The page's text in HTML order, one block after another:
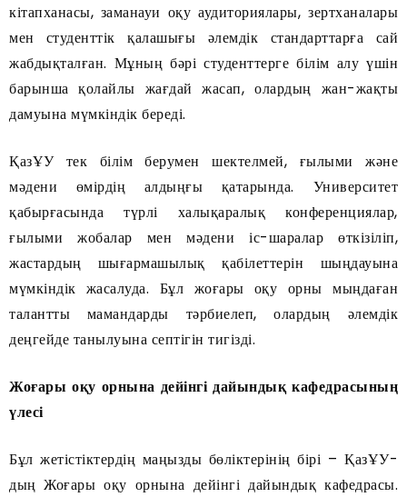
кітапханасы, заманауи оқу аудиториялары, зертханалары
мен студенттік қалашығы әлемдік стандарттарға сай
жабдықталған. Мұның бәрі студенттерге білім алу үшін
барынша қолайлы жағдай жасап, олардың жан-жақты
дамуына мүмкіндік береді.
ҚазҰУ тек білім берумен шектелмей, ғылыми және
мәдени өмірдің алдыңғы қатарында. Университет
қабырғасында түрлі халықаралық конференциялар,
ғылыми жобалар мен мәдени іс-шаралар өткізіліп,
жастардың шығармашылық қабілеттерін шыңдауына
мүмкіндік жасалуда. Бұл жоғары оқу орны мыңдаған
талантты мамандарды тәрбиелеп, олардың әлемдік
деңгейде танылуына септігін тигізді.
Жоғары оқу орнына дейінгі дайындық кафедрасының
үлесі
Бұл жетістіктердің маңызды бөліктерінің бірі – ҚазҰУ-
дың Жоғары оқу орнына дейінгі дайындық кафедрасы.